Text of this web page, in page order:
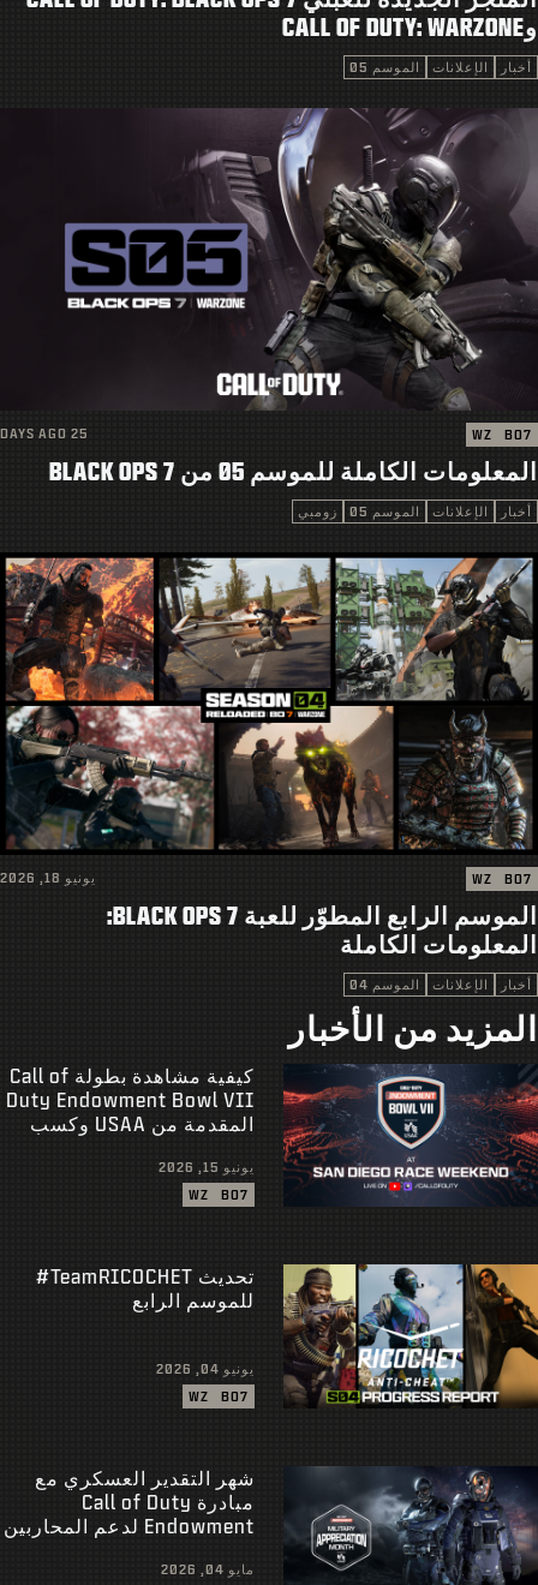
الدعم
تسجيل الدخول|إعداد حساب جديد
وCALL OF DUTY: WARZONE
أخبار الإعلانات الموسم 05
BO7
WZ
25 DAYS AGO
المعلومات الكاملة للموسم 05 من BLACK OPS 7
أخبار الإعلانات الموسم 05 زومبي
BO7
WZ يونيو 18, 2026
الموسم الرابع المطوّر للعبة BLACK OPS 7:
المعلومات الكاملة
أخبار الإعلانات الموسم 04
المزيد من الأخبار
كيفية مشاهدة بطولة Call of
Duty Endowment Bowl VII
المقدمة من USAA وكسب
يونيو 15, 2026
BO7
WZ
تحديث ‎#TeamRICOCHET
للموسم الرابع
يونيو 04, 2026
BO7
WZ
شهر التقدير العسكري مع
مبادرة Call of Duty
Endowment لدعم المحاربين
USAA
مايو 04, 2026